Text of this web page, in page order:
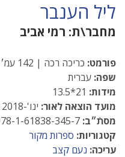
ליל הענבר
מחבר\ת: רמי אביב
פורמט: כריכה רכה | 142 עמ׳
שפה: עברית
מידות:
מועד הוצאה לאור: ינו'-2018
מסתֿ״ב:
קטגוריות: ספרות מקור
עריכה: נעם קצב